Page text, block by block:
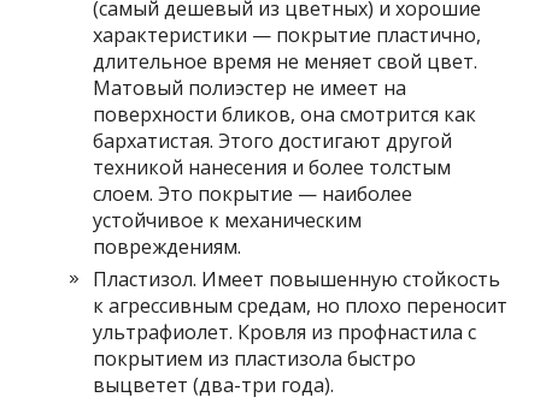
(самый дешевый из цветных) и хорошие
характеристики — покрытие пластично,
длительное время не меняет свой цвет.
Матовый полиэстер не имеет на
поверхности бликов, она смотрится как
бархатистая. Этого достигают другой
техникой нанесения и более толстым
слоем. Это покрытие — наиболее
устойчивое к механическим
повреждениям.
Пластизол. Имеет повышенную стойкость
к агрессивным средам, но плохо переносит
ультрафиолет. Кровля из профнастила с
покрытием из пластизола быстро
выцветет (два-три года).